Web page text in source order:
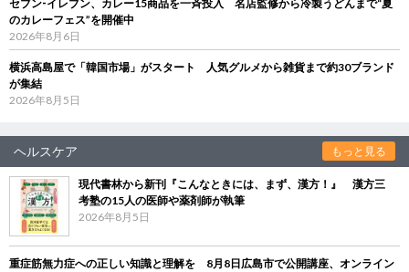
セブン‐イレブン、カレー15商品を一斉投入 名店監修から冷製うどんまで“夏
のカレーフェス”を開催中
2026年8月6日
横浜高島屋で「韓国市場」がスタート 人気グルメから雑貨まで約30ブランド
が集結
2026年8月5日
ヘルスケア もっと見る
現代書林から新刊『こんなときには、まず、漢方！』 漢方三
考塾の15人の医師や薬剤師が執筆
2026年8月5日
重症筋無力症への正しい知識と理解を 8月8日広島市で公開講座、オンライン